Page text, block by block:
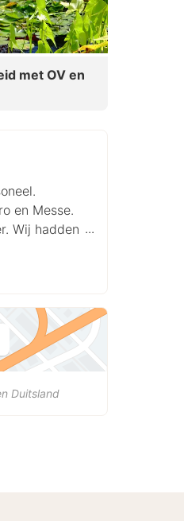
met OV en
en Messe.
Wij hadden
Duitsland